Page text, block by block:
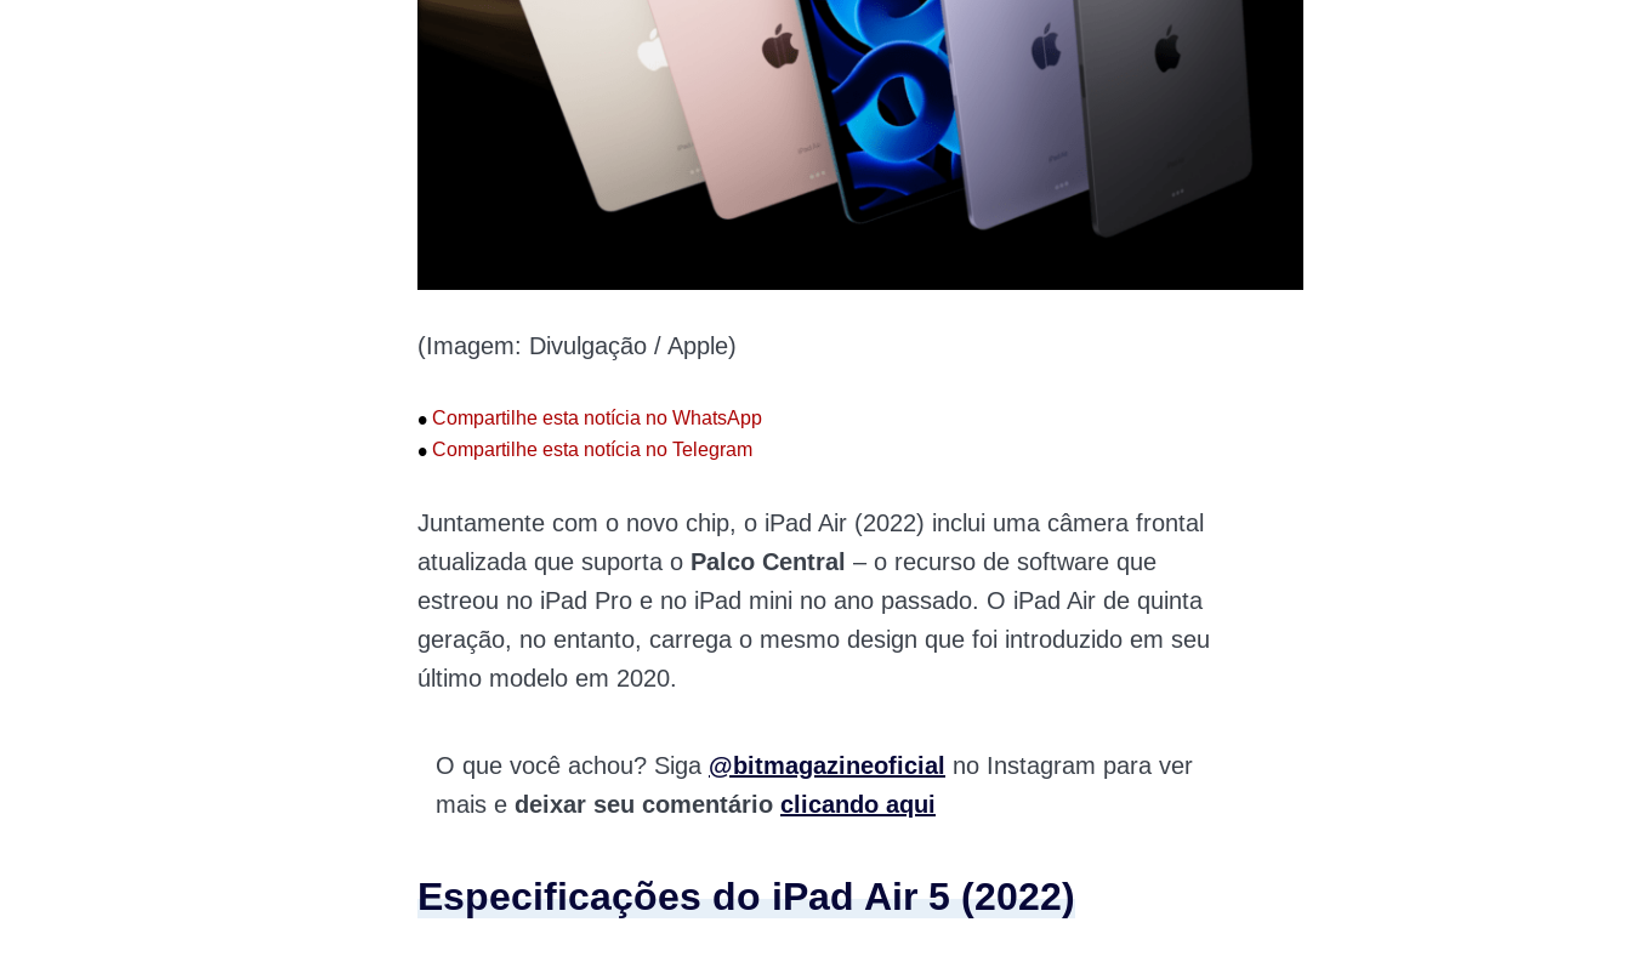
(Imagem: Divulgação / Apple)
• Compartilhe esta notícia no WhatsApp
• Compartilhe esta notícia no Telegram
Juntamente com o novo chip, o iPad Air (2022) inclui uma câmera frontal
atualizada que suporta o Palco Central – o recurso de software que
estreou no iPad Pro e no iPad mini no ano passado. O iPad Air de quinta
geração, no entanto, carrega o mesmo design que foi introduzido em seu
último modelo em 2020.
O que você achou? Siga @bitmagazineoficial no Instagram para ver
mais e deixar seu comentário clicando aqui
Especificações do iPad Air 5 (2022)